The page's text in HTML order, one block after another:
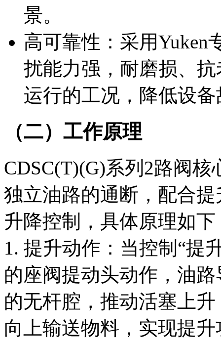
景。
高可靠性：采用Yuken
扰能力强，耐磨损、
运行的工况，降低设
（二）工作原理
CDSC(T)(G)系列2路阀
独立油路的通断，配合
升降控制，具体原理如下
1. 提升动作：当控制“提
的座阀提动头动作，油
的无杆腔，推动活塞上
向上输送物料，实现提